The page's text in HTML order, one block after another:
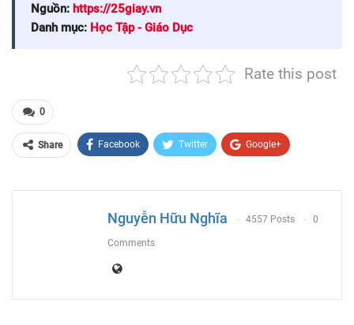
Nguồn: https://25giay.vn
Danh mục: Học Tập - Giáo Dục
Rate this post
0
Share Facebook Twitter Google+
Nguyễn Hữu Nghĩa 4557 Posts 0
Comments